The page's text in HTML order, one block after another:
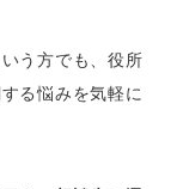
続手続きに
る無料相談
う方でも、役所
る悩みを気軽に